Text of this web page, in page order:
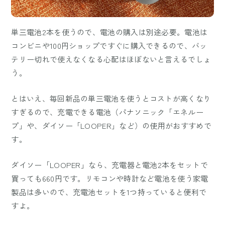
単三電池2本を使うので、電池の購入は別途必要。電池は
コンビニや100円ショップですぐに購入できるので、バッ
テリー切れで使えなくなる心配はほぼないと言えるでしょ
う。
とはいえ、毎回新品の単三電池を使うとコストが高くなり
すぎるので、充電できる電池（パナソニック「エネルー
プ」や、ダイソー「LOOPER」など）の使用がおすすめで
す。
ダイソー「LOOPER」なら、充電器と電池2本をセットで
買っても660円です。リモコンや時計など電池を使う家電
製品は多いので、充電池セットを1つ持っていると便利で
すよ。